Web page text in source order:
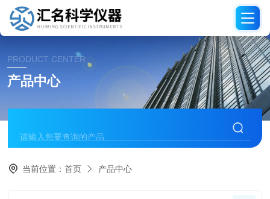
PRODUCT CENTER
产品中心
当前位置：首页 产品中心